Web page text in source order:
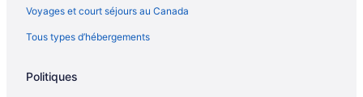
Voyages et court séjours au Canada
Tous types d’hébergements
Politiques